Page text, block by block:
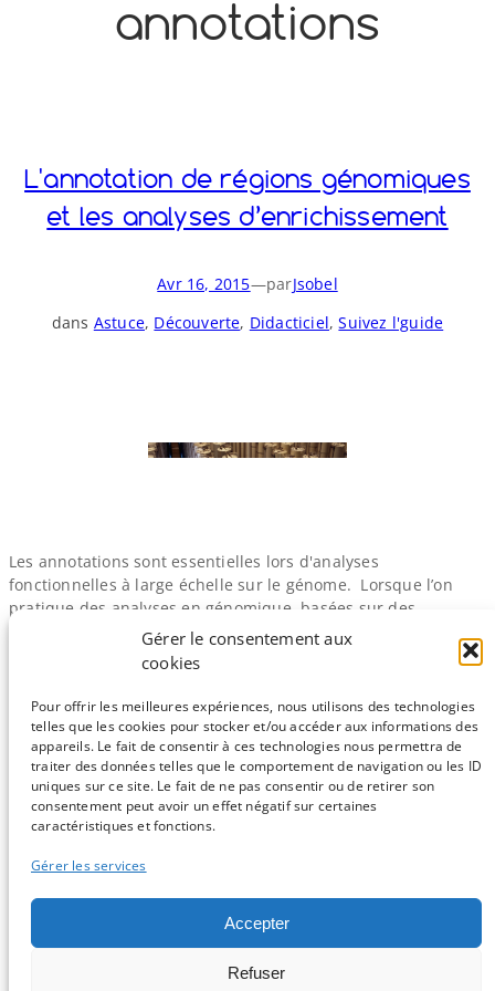
Gérer le consentement aux
cookies
Pour offrir les meilleures expériences, nous utilisons des technologies
telles que les cookies pour stocker et/ou accéder aux informations des
appareils. Le fait de consentir à ces technologies nous permettra de
traiter des données telles que le comportement de navigation ou les ID
uniques sur ce site. Le fait de ne pas consentir ou de retirer son
consentement peut avoir un effet négatif sur certaines
caractéristiques et fonctions.
Gérer les services
Accepter
Refuser
o y S
annotations
L'annotation de régions génomiques
et les analyses d’enrichissement
Avr 16, 2015—parJsobel
dans Astuce, Découverte, Didacticiel, Suivez l'guide
Les annotations sont essentielles lors d'analyses
fonctionnelles à large échelle sur le génome. Lorsque l’on
pratique des analyses en génomique, basées sur des
techniques comme le RNA-​seq ou le ChIP-​seq, on se retrouve
avec respectivement une liste de transcrits ou de pics
on souhaite caractériser les gènes cibles du…
Sauf mention contraire, tous les articles du blog sont sous licence
Vous souhaitez participer ?
Contactez nous !